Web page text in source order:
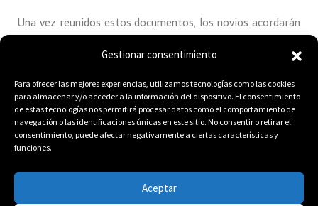
Gestionar consentimiento
Para ofrecer las mejores experiencias, utilizamos tecnologías como las cookies
para almacenar y/o acceder a la información del dispositivo. El consentimiento
de estas tecnologías nos permitirá procesar datos como el comportamiento de
navegación o las identificaciones únicas en este sitio. No consentir o retirar el
consentimiento, puede afectar negativamente a ciertas características y
funciones.
Aceptar
Una vez reunidos estos documentos, los novios acordarán
el expediente, trayendo toda la documentación y